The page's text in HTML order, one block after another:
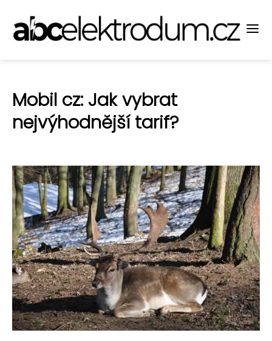
Mobil cz: Jak vybrat
nejvýhodnější tarif?